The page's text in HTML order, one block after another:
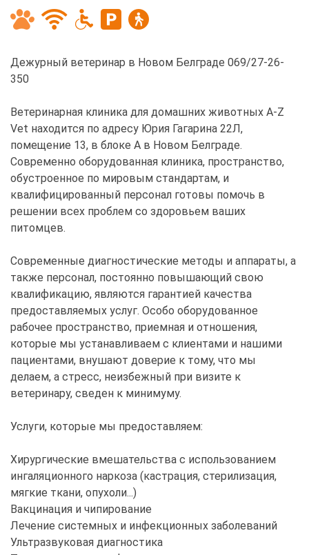
Дежурный ветеринар в Новом Белграде 069/27-26-
350
Ветеринарная клиника для домашних животных A-Z
Vet находится по адресу Юрия Гагарина 22Л,
помещение 13, в блоке А в Новом Белграде.
Современно оборудованная клиника, пространство,
обустроенное по мировым стандартам, и
квалифицированный персонал готовы помочь в
решении всех проблем со здоровьем ваших
питомцев.
Современные диагностические методы и аппараты, а
также персонал, постоянно повышающий свою
квалификацию, являются гарантией качества
предоставляемых услуг. Особо оборудованное
рабочее пространство, приемная и отношения,
которые мы устанавливаем с клиентами и нашими
пациентами, внушают доверие к тому, что мы
делаем, а стресс, неизбежный при визите к
ветеринару, сведен к минимуму.
Услуги, которые мы предоставляем:
Хирургические вмешательства с использованием
ингаляционного наркоза (кастрация, стерилизация,
мягкие ткани, опухоли...)
Вакцинация и чипирование
Лечение системных и инфекционных заболеваний
Ультразвуковая диагностика